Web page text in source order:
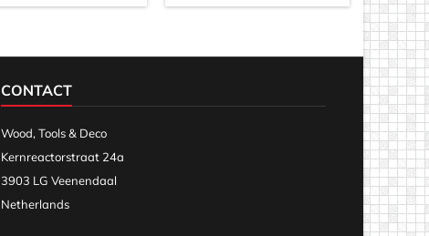
CONTACT
Wood, Tools & Deco
Kernreactorstraat 24a
3903 LG Veenendaal
Netherlands